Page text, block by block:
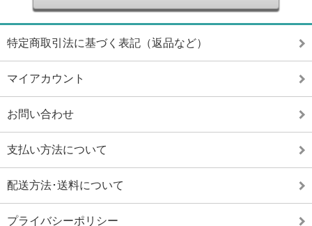
特定商取引法に基づく表記（返品など）
マイアカウント
お問い合わせ
支払い方法について
配送方法･送料について
プライバシーポリシー